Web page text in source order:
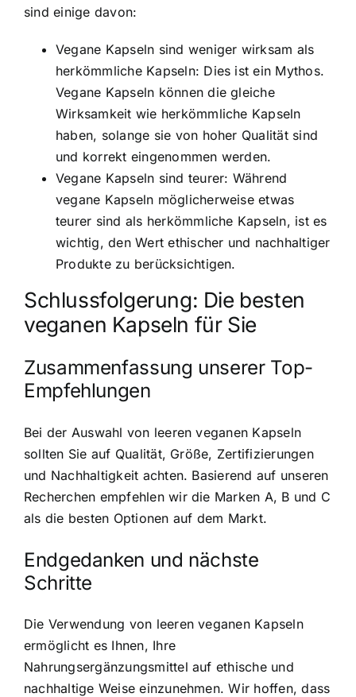
sind einige davon:
Vegane Kapseln sind weniger wirksam als
herkömmliche Kapseln: Dies ist ein Mythos.
Vegane Kapseln können die gleiche
Wirksamkeit wie herkömmliche Kapseln
haben, solange sie von hoher Qualität sind
und korrekt eingenommen werden.
Vegane Kapseln sind teurer: Während
vegane Kapseln möglicherweise etwas
teurer sind als herkömmliche Kapseln, ist es
wichtig, den Wert ethischer und nachhaltiger
Produkte zu berücksichtigen.
Schlussfolgerung: Die besten
veganen Kapseln für Sie
Zusammenfassung unserer Top-
Empfehlungen
Bei der Auswahl von leeren veganen Kapseln
sollten Sie auf Qualität, Größe, Zertifizierungen
und Nachhaltigkeit achten. Basierend auf unseren
Recherchen empfehlen wir die Marken A, B und C
als die besten Optionen auf dem Markt.
Endgedanken und nächste
Schritte
Die Verwendung von leeren veganen Kapseln
ermöglicht es Ihnen, Ihre
Nahrungsergänzungsmittel auf ethische und
nachhaltige Weise einzunehmen. Wir hoffen, dass